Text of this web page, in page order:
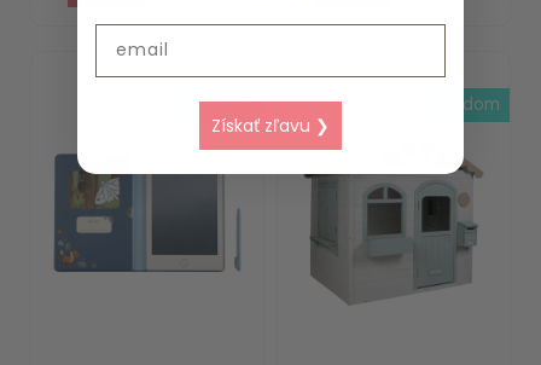
skladom skladom
Získať zľavu ❯